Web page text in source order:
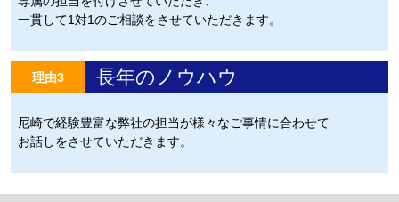
一貫して1対1のご相談をさせていただきます。
理由3 長年のノウハウ
尼崎で経験豊富な弊社の担当が様々なご事情に合わせて
お話しをさせていただきます。